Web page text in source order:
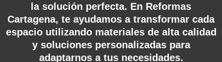
la solución perfecta. En Reformas
Cartagena, te ayudamos a transformar cada
espacio utilizando materiales de alta calidad
y soluciones personalizadas para
adaptarnos a tus necesidades.